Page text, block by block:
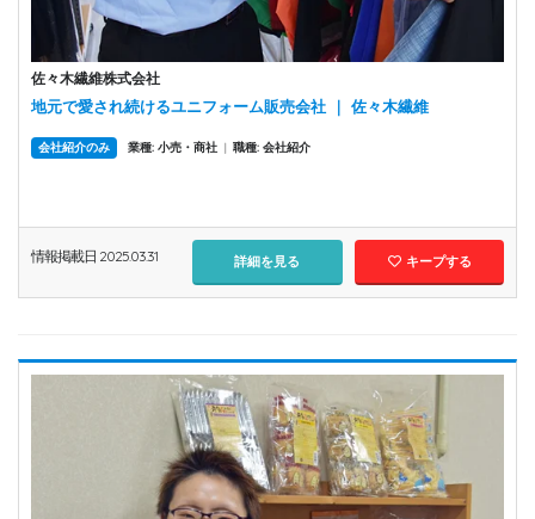
佐々木繊維株式会社
地元で愛され続けるユニフォーム販売会社 ｜ 佐々木繊維
会社紹介のみ 業種: 小売・商社 | 職種: 会社紹介
情報掲載日 2025.03.31 詳細を見る キープする